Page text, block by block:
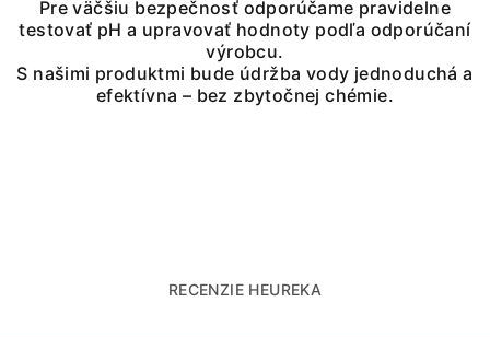
e
p
r
v
k
u
Pre väčšiu bezpečnosť odporúčame pravidelne
testovať pH a upravovať hodnoty podľa odporúčaní
výrobcu.
S našimi produktmi bude údržba vody jednoduchá a
efektívna – bez zbytočnej chémie.
RECENZIE HEUREKA